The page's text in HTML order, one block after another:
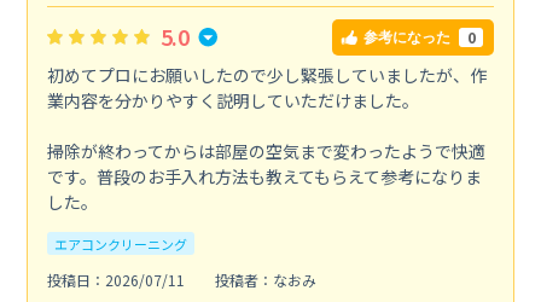
5.0 参考になった 0
初めてプロにお願いしたので少し緊張していましたが、作
業内容を分かりやすく説明していただけました。
掃除が終わってからは部屋の空気まで変わったようで快適
です。普段のお手入れ方法も教えてもらえて参考になりま
した。
エアコンクリーニング
投稿日：2026/07/11
投稿者：なおみ